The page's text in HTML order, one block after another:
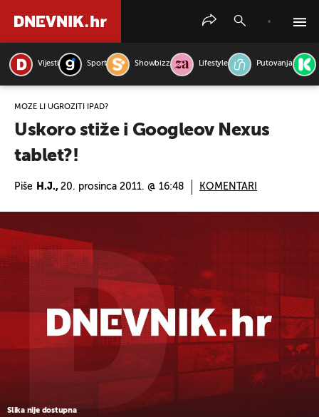
Vijesti Sport Showbizz Lifestyle Putovanja
MOŽE LI UGROZITI IPAD?
Uskoro stiže i Googleov Nexus
tablet?!
Piše H.J., 20. prosinca 2011. @ 16:48 KOMENTARI
Slika nije dostupna
PRETRAŽITE VIJESTI